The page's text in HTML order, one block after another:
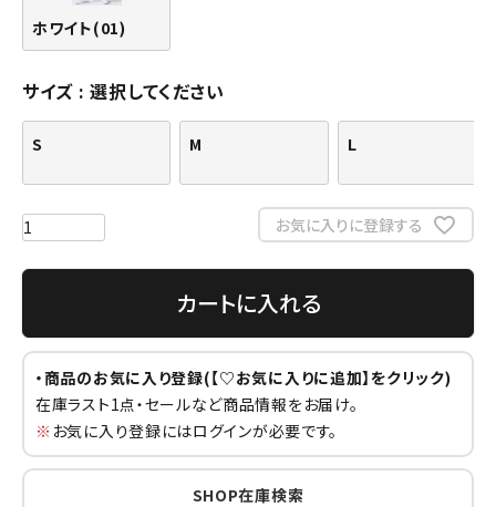
ホワイト(01)
サイズ 選択してください
S M L
お気に入りに登録する
カートに入れる
・商品のお気に入り登録(【♡お気に入りに追加】をクリック)
在庫ラスト1点・セールなど商品情報をお届け。
※ お気に入り登録にはログインが必要です。
SHOP在庫検索